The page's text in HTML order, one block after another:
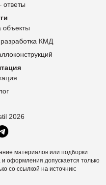
2026
ответы
объекты
КМД
материалов или подборки
оформления допускается только
со ссылкой на источник: